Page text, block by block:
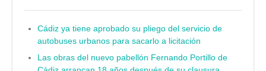
Cádiz ya tiene aprobado su pliego del servicio de
autobuses urbanos para sacarlo a licitación
Las obras del nuevo pabellón Fernando Portillo de